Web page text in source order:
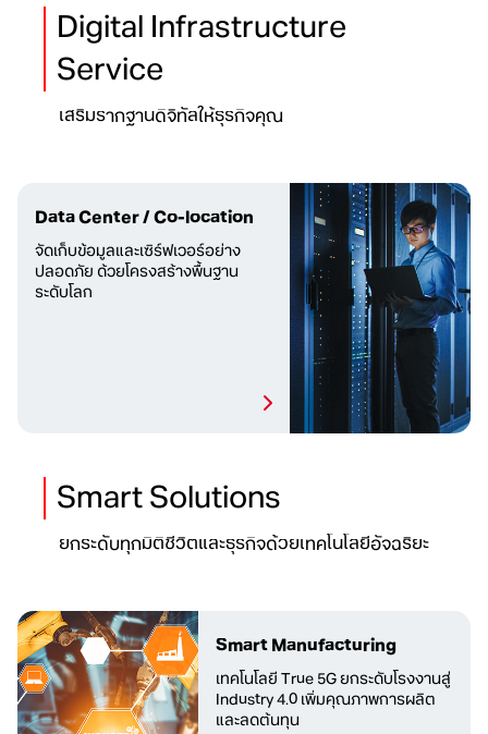
Digital Infrastructure
Service
เสริมรากฐานดิจิทัลให้ธุรกิจคุณ
Data Center / Co-location
จัดเก็บข้อมูลและเซิร์ฟเวอร์อย่าง
ปลอดภัย ด้วยโครงสร้างพื้นฐาน
ระดับโลก
Smart Solutions
ยกระดับทุกมิติชีวิตและธุรกิจด้วยเทคโนโลยีอัจฉริยะ
Smart Manufacturing
เทคโนโลยี True 5G ยกระดับโรงงานสู่
Industry 4.0 เพิ่มคุณภาพการผลิต
และลดต้นทุน